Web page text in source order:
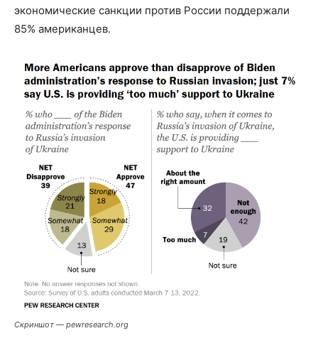
экономические санкции против России поддержали
85% американцев.
Скриншот — pewresearch.org